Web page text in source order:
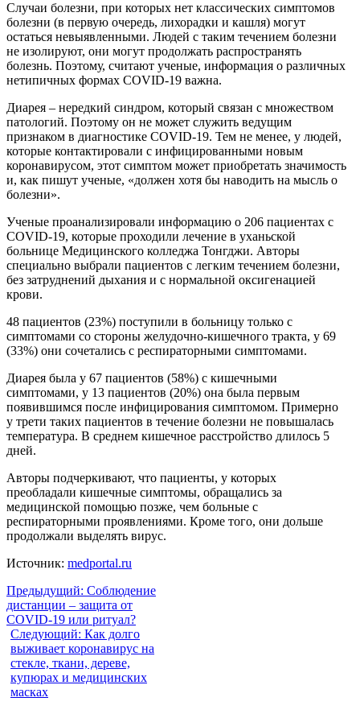
Случаи болезни, при которых нет классических симптомов
болезни (в первую очередь, лихорадки и кашля) могут
остаться невыявленными. Людей с таким течением болезни
не изолируют, они могут продолжать распространять
болезнь. Поэтому, считают ученые, информация о различных
нетипичных формах COVID-19 важна.
Диарея – нередкий синдром, который связан с множеством
патологий. Поэтому он не может служить ведущим
признаком в диагностике COVID-19. Тем не менее, у людей,
которые контактировали с инфицированными новым
коронавирусом, этот симптом может приобретать значимость
и, как пишут ученые, «должен хотя бы наводить на мысль о
болезни».
Ученые проанализировали информацию о 206 пациентах с
COVID-19, которые проходили лечение в уханьской
больнице Медицинского колледжа Тонгджи. Авторы
специально выбрали пациентов с легким течением болезни,
без затруднений дыхания и с нормальной оксигенацией
крови.
48 пациентов (23%) поступили в больницу только с
симптомами со стороны желудочно-кишечного тракта, у 69
(33%) они сочетались с респираторными симптомами.
Диарея была у 67 пациентов (58%) с кишечными
симптомами, у 13 пациентов (20%) она была первым
появившимся после инфицирования симптомом. Примерно
у трети таких пациентов в течение болезни не повышалась
температура. В среднем кишечное расстройство длилось 5
дней.
Авторы подчеркивают, что пациенты, у которых
преобладали кишечные симптомы, обращались за
медицинской помощью позже, чем больные с
респираторными проявлениями. Кроме того, они дольше
продолжали выделять вирус.
Источник: medportal.ru
Предыдущий: Соблюдение
дистанции – защита от
COVID-19 или ритуал?
Следующий: Как долго
выживает коронавирус на
стекле, ткани, дереве,
купюрах и медицинских
масках